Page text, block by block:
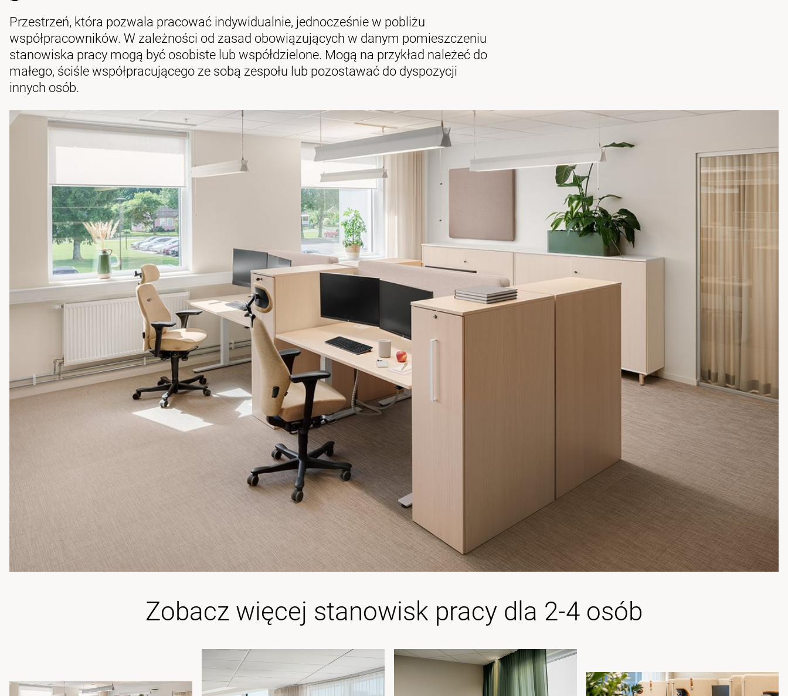
Przestrzeń, która pozwala pracować indywidualnie, jednocześnie w pobliżu
współpracowników. W zależności od zasad obowiązujących w danym pomieszczeniu
stanowiska pracy mogą być osobiste lub współdzielone. Mogą na przykład należeć do
małego, ściśle współpracującego ze sobą zespołu lub pozostawać do dyspozycji
innych osób.
Zobacz więcej stanowisk pracy dla 2-4 osób